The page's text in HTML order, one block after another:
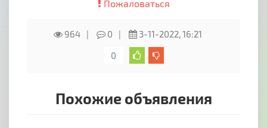
Пожаловаться
964 0
3-11-2022, 16:21
0
Похожие объявления